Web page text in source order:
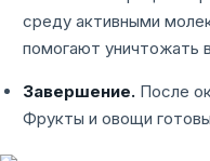
среду активными
помогают уничтожать
Завершение. После
Фрукты и овощи